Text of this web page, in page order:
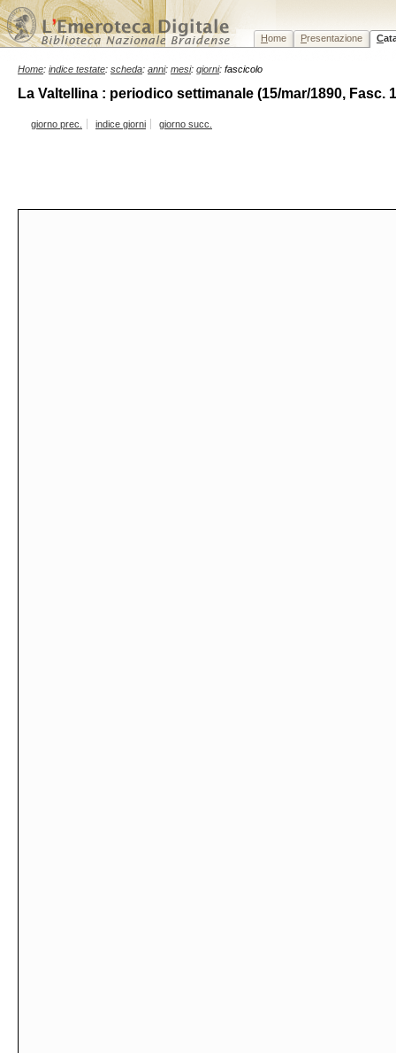
Home Presentazione C
Home: indice testate: scheda: anni: mesi: giorni: fascicolo
La Valtellina : periodico settimanale (15/mar/1890, Fasc.
giorno prec. indice giorni giorno succ.